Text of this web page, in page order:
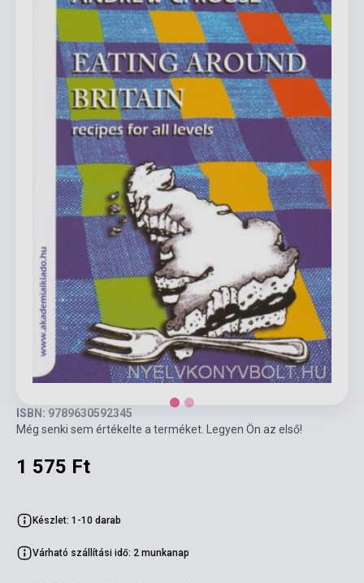
ISBN: 9789630592345
Még senki sem értékelte a terméket. Legyen Ön az első!
1 575 Ft
Készlet: 1-10 darab
Várható szállítási idő: 2 munkanap